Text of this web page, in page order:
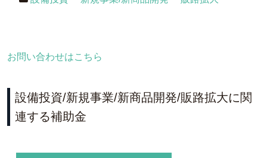
お問い合わせはこちら
設備投資/新規事業/新商品開発/販路拡大に関
連する補助金